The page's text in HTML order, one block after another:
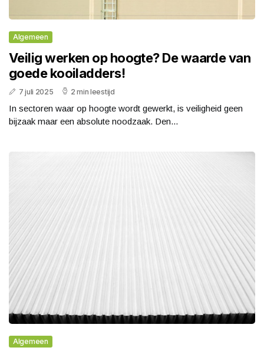
Algemeen
Veilig werken op hoogte? De waarde van
goede kooiladders!
7 juli 2025 2 min leestijd
In sectoren waar op hoogte wordt gewerkt, is veiligheid geen
bijzaak maar een absolute noodzaak. Den...
Algemeen